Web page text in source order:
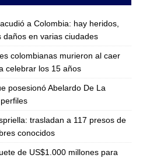
a Colombia: hay heridos,
en varias ciudades
colombianas murieron al caer
celebrar los 15 años
posesionó Abelardo De La
trasladan a 117 presos de
conocidos
de US$1.000 millones para